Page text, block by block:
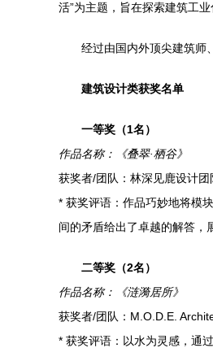
活”为主题，旨在探索建筑工
经过由国内外顶尖建筑师
建筑设计类获奖名单
一等奖（1名）
作品名称：《叠翠·栖谷》
获奖者/团队：林深见鹿设计团
* 获奖评语：作品巧妙地将模
间的矛盾给出了卓越的解答，
二等奖（2名）
作品名称：《涟漪居所》
获奖者/团队：M.O.D.E.
* 获奖评语：以水为灵感，通